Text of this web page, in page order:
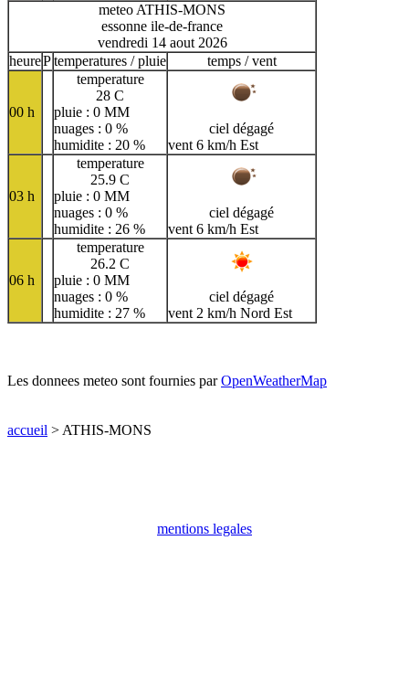
meteo ATHIS-MONS
essonne ile-de-france
vendredi 14 aout 2026
heurePtemperatures / pluie temps / vent
00 h
temperature
28 C
pluie : 0 MM
nuages : 0 %
humidite : 20 %
ciel dégagé
vent 6 km/h Est
03 h
temperature
25.9 C
pluie : 0 MM
nuages : 0 %
humidite : 26 %
ciel dégagé
vent 6 km/h Est
06 h
temperature
26.2 C
pluie : 0 MM
nuages : 0 %
humidite : 27 %
ciel dégagé
vent 2 km/h Nord Est
Les donnees meteo sont fournies parOpenWeatherMap
accueil > ATHIS-MONS
mentions legales